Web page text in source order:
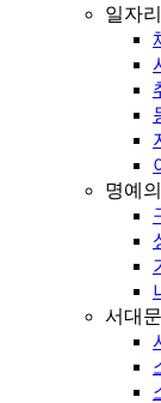
일자
명예
서대